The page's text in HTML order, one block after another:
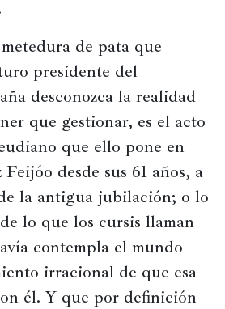
de pata que
presidente del
desconozca la realidad
que gestionar, es el acto
que ello pone en
desde sus 61 años, a
la antigua jubilación; o lo
lo que los cursis llaman
contempla el mundo
irracional de que esa
él. Y que por definición